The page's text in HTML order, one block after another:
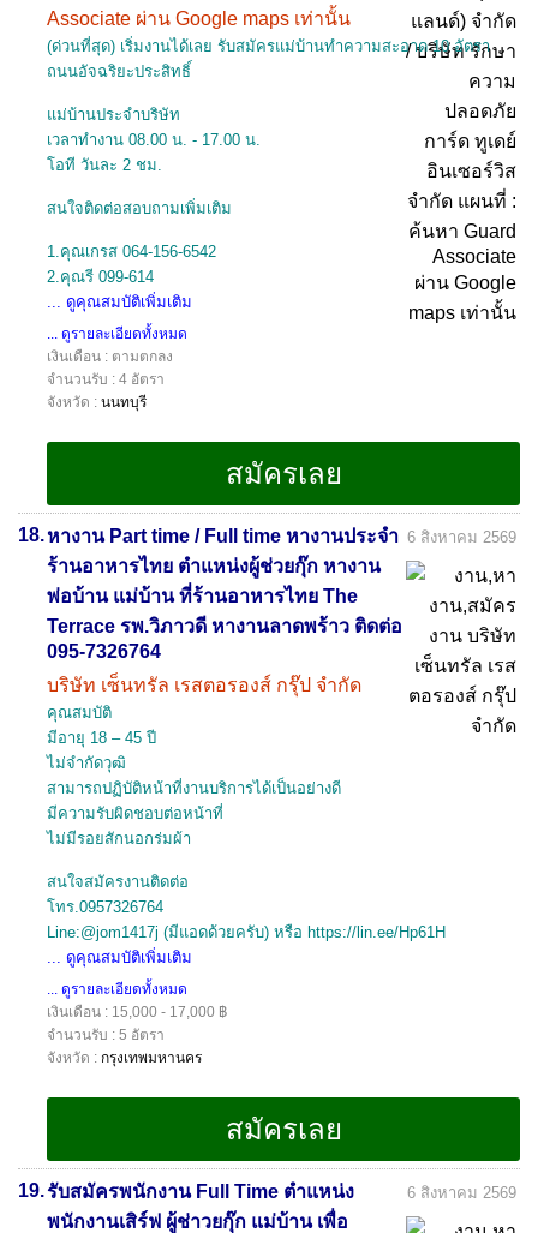
Associate ผ่าน Google maps เท่านั้น
(ด่วนที่สุด) เริ่มงานได้เลย รับสมัครแม่บ้านทำความสะอาด 10 อัตรา
ถนนอัจฉริยะประสิทธิ์
แม่บ้านประจำบริษัท
เวลาทำงาน 08.00 น. - 17.00 น.
โอที วันละ 2 ชม.
สนใจติดต่อสอบถามเพิ่มเติม
1.คุณเกรส 064-156-6542
2.คุณรี 099-614
... ดูคุณสมบัติเพิ่มเติม
... ดูรายละเอียดทั้งหมด
เงินเดือน : ตามตกลง
จำนวนรับ : 4 อัตรา
จังหวัด : นนทบุรี
18.หางาน Part time / Full time หางานประจำ
ร้านอาหารไทย ตำแหน่งผู้ช่วยกุ๊ก หางาน
พ่อบ้าน แม่บ้าน ที่ร้านอาหารไทย The
Terrace รพ.วิภาวดี หางานลาดพร้าว ติดต่อ
095-7326764
บริษัท เซ็นทรัล เรสตอรองส์ กรุ๊ป จำกัด
6 สิงหาคม 2569
คุณสมบัติ
มีอายุ 18 – 45 ปี
ไม่จำกัดวุฒิ
สามารถปฏิบัติหน้าที่งานบริการได้เป็นอย่างดี
มีความรับผิดชอบต่อหน้าที่
ไม่มีรอยสักนอกร่มผ้า
สนใจสมัครงานติดต่อ
โทร.0957326764
Line:@jom1417j (มีแอดด้วยครับ) หรือ https://lin.ee/Hp61H
... ดูคุณสมบัติเพิ่มเติม
... ดูรายละเอียดทั้งหมด
เงินเดือน : 15,000 - 17,000 ฿
จำนวนรับ : 5 อัตรา
จังหวัด : กรุงเทพมหานคร
19.รับสมัครพนักงาน Full Time ตำแหน่ง
พนักงานเสิร์ฟ ผู้ช่าวยกุ๊ก แม่บ้าน เพื่อ
6 สิงหาคม 2569